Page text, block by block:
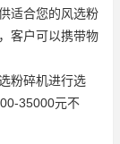
适合您的风选粉
客户可以携带物
粉碎机进行选
35000元不